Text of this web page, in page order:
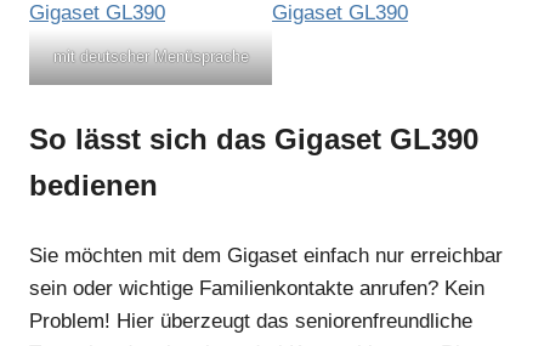
mit deutscher Menüsprache
So lässt sich das Gigaset GL390
bedienen
Sie möchten mit dem Gigaset einfach nur erreichbar
sein oder wichtige Familienkontakte anrufen? Kein
Problem! Hier überzeugt das seniorenfreundliche